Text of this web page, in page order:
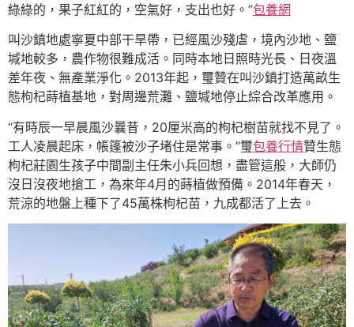
綠綠的，果子紅紅的，空氣好，支出也好。”包養網
叫沙鎮地處寧夏中部干旱帶，已經風沙殘虐，境內沙地、鹽
堿地較多，農作物很難成活。同時本地日照時光長、日夜溫
差年夜、無產業淨化。2013年起，璽贊在叫沙鎮打造萬畝生
態枸杞蒔植基地，對周邊荒灘、鹽堿地停止綜合改革應用。
“有時辰一早晨風沙曩昔，20厘米高的枸杞樹苗就找不見了。
工人凌晨起床，帳篷被沙子堵住是常事。”璽包養行情贊生態
枸杞莊園生孩子中間副主任朱小兵回想，盡管這般，大師仍
沒日沒夜地搶工，為來年4月的蒔植做預備。2014年春天，
荒涼的地盤上種下了45萬株枸杞苗，九成都活了上去。